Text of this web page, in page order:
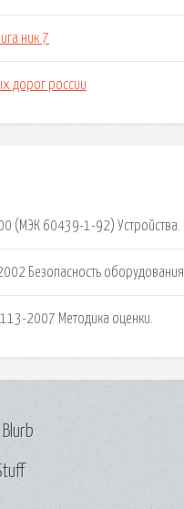
ник 7
дорог россии
(МЭК 60439-1-92) Устройства.
Безопасность оборудования.
2007 Методика оценки.